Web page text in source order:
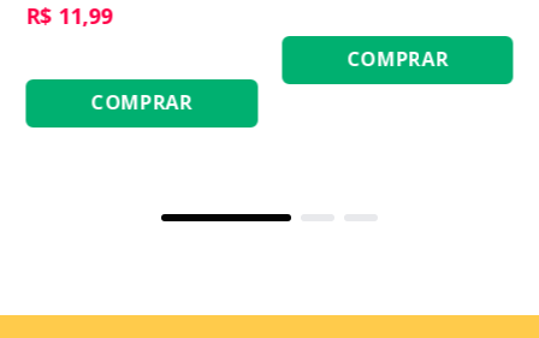
R$ 11,99
COMPRAR
COMPRAR